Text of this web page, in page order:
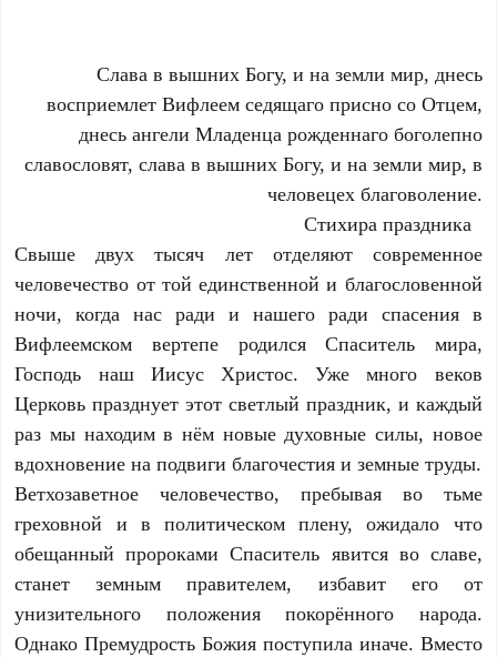
Слава в вышних Богу, и на земли мир, днесь
восприемлет Вифлеем седящаго присно со Отцем,
днесь ангели Младенца рожденнаго боголепно
славословят, слава в вышних Богу, и на земли мир, в
человецех благоволение.
Стихира праздника
Свыше двух тысяч лет отделяют современное
человечество от той единственной и благословенной
ночи, когда нас ради и нашего ради спасения в
Вифлеемском вертепе родился Спаситель мира,
Господь наш Иисус Христос. Уже много веков
Церковь празднует этот светлый праздник, и каждый
раз мы находим в нём новые духовные силы, новое
вдохновение на подвиги благочестия и земные труды.
Ветхозаветное человечество, пребывая во тьме
греховной и в политическом плену, ожидало что
обещанный пророками Спаситель явится во славе,
станет земным правителем, избавит его от
унизительного положения покорённого народа.
Однако Премудрость Божия поступила иначе. Вместо